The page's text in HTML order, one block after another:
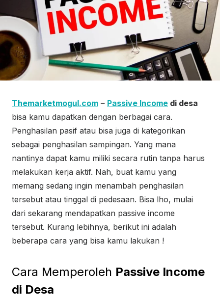
Themarketmogul.com – Passive Income di desa
bisa kamu dapatkan dengan berbagai cara.
Penghasilan pasif atau bisa juga di kategorikan
sebagai penghasilan sampingan. Yang mana
nantinya dapat kamu miliki secara rutin tanpa harus
melakukan kerja aktif. Nah, buat kamu yang
memang sedang ingin menambah penghasilan
tersebut atau tinggal di pedesaan. Bisa lho, mulai
dari sekarang mendapatkan passive income
tersebut. Kurang lebihnya, berikut ini adalah
beberapa cara yang bisa kamu lakukan !
Cara Memperoleh Passive Income
di Desa